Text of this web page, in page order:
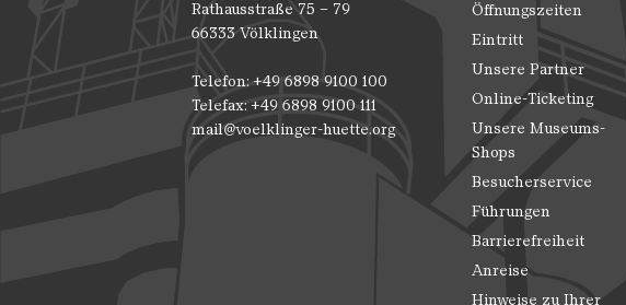
Rathausstraße 75 – 79
66333 Völklingen
Telefon: +49 6898 9100 100
Telefax: +49 6898 9100 111
mail@voelklinger-huette.org
Öffnungszeiten
Eintritt
Unsere Partner
Online-Ticketing
Unsere Museums-
Shops
Besucherservice
Führungen
Barrierefreiheit
Anreise
Hinweise zu Ihrer